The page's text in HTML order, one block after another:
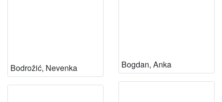
Bodrožić, Nevenka Bogdan, Anka